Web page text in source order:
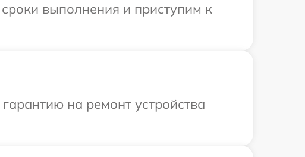
выполнения и приступим к
на ремонт устройства